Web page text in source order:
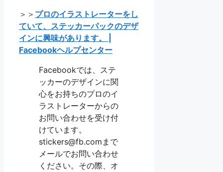
＞＞ プロのイラストレーターをし
ていて、ステッカーパックのデザ
インに興味があります。 |
Facebookヘルプセンター
Facebookでは、ステ
ッカーのデザインに関
心をお持ちのプロのイ
ラストレーターからの
お問い合わせを受け付
けています。
stickers@fb.comまで
メールでお問い合わせ
ください。その際、オ